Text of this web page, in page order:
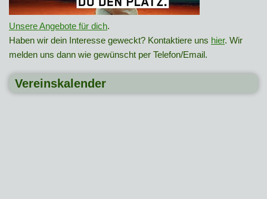
Unsere Angebote für dich.
Haben wir dein Interesse geweckt? Kontaktiere uns hier. Wir
melden uns dann wie gewünscht per Telefon/Email.
Vereinskalender